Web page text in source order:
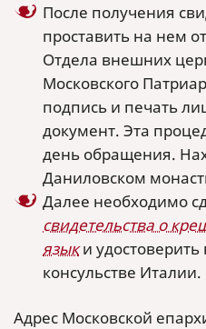
После получения
проставить на нем
Отдела внешних
Московского
подпись и печать
документ. Эта
день обращения.
Даниловском
Далее необходимо
свидетельства о
языки удостоверить
консульстве Италии.
Адрес Московской